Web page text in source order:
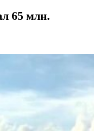
65 млн.